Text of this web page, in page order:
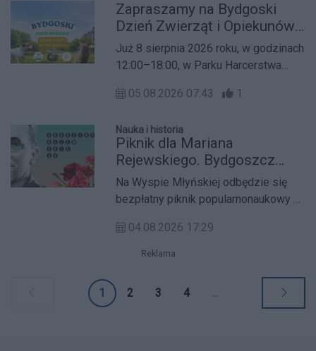
miejscu okazało się, że nie został on
porzucony, lecz wykorzystał chwilę
nieuwagi właścicieli.
Zapraszamy na Bydgoski
Dzień Zwierząt i Opiekunów.
Edukacja, pomoc i wspólna
zabawa w Parku Harcerstwa
Już 8 sierpnia 2026 roku, w godzinach
12:00–18:00, w Parku Harcerstwa
odbędzie się Bydgoski Dzień
wydarzenie organizowane przez Fika
Town Sklep Zoologiczny oraz Macieja
Dadoka będzie miało charakter
edukacyjno-charytatywny i skierowane
jest do wszystkich mieszkańców
rodzin z dziećmi, osób planujących
adopcję oraz wszystkich miłośników
05.08.2026 07:43 1
Nauka i historia
Piknik dla Mariana
Rejewskiego. Bydgoszcz
zaprasza na spotkanie z
kryptologią
Na Wyspie Młyńskiej odbędzie się
bezpłatny piknik popularnonaukowy z
Rejewskiego. W programie znalazły
się atrakcje łączące historię,
04.08.2026 17:29
Reklama
1 2 3 4